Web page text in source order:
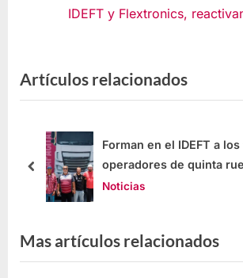
IDEFT y Flextronics,
Artículos relacionados
Forman en el IDEFT a
operadores de quinta
Noticias
Mas artículos relacionados